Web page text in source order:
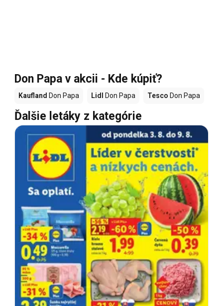
Don Papa v akcii - Kde kúpiť?
Kaufland Don Papa Lidl Don Papa Tesco Don Papa
Ďalšie letáky z kategórie